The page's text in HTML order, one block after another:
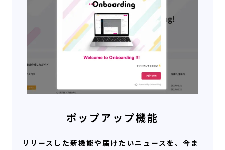
ポップアップ機能
リリースした新機能や届けたいニュースを、今ま